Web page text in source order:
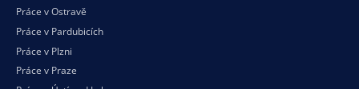
Práce v Ostravě
Práce v Pardubicích
Práce v Plzni
Práce v Praze